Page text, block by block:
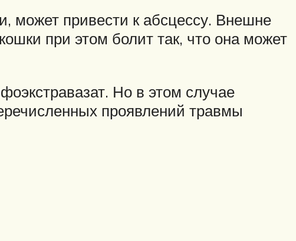
может привести к абсцессу. Внешне
при этом болит так, что она может
Но в этом случае
проявлений травмы